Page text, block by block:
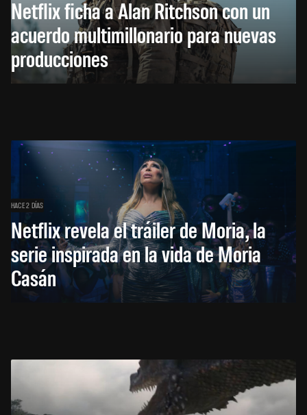
Netflix ficha a Alan Ritchson con un
acuerdo multimillonario para nuevas
producciones
HACE 2 DÍAS
Netflix revela el tráiler de Moria, la
serie inspirada en la vida de Moria
Casán